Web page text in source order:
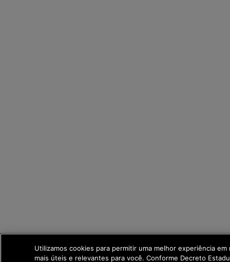
Utilizamos cookies para permitir uma melhor experiência
mais úteis e relevantes para você. Conforme Decreto